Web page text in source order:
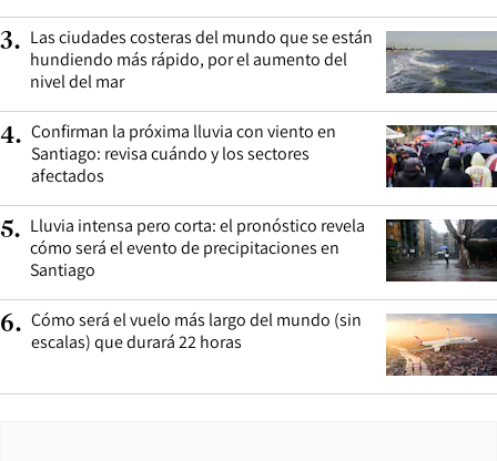
3. Las ciudades costeras del mundo que se están
hundiendo más rápido, por el aumento del
nivel del mar
4. Confirman la próxima lluvia con viento en
Santiago: revisa cuándo y los sectores
afectados
5. Lluvia intensa pero corta: el pronóstico revela
cómo será el evento de precipitaciones en
Santiago
6. Cómo será el vuelo más largo del mundo (sin
escalas) que durará 22 horas